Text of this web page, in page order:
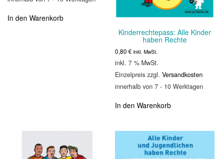
In den Warenkorb
Kinderrechtepass: Alle Kinder
haben Rechte
0,80€ inkl. MwSt.
inkl. 7 % MwSt.
Einzelpreis zzgl.Versandkosten
innerhalb von 7 - 10 Werktagen
In den Warenkorb